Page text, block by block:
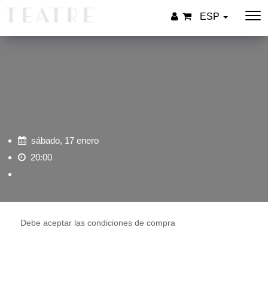
ESP
sábado, 17 enero
20:00
Debe aceptar las condiciones de compra